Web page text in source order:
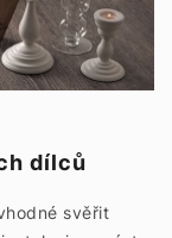
dílců
svěřit